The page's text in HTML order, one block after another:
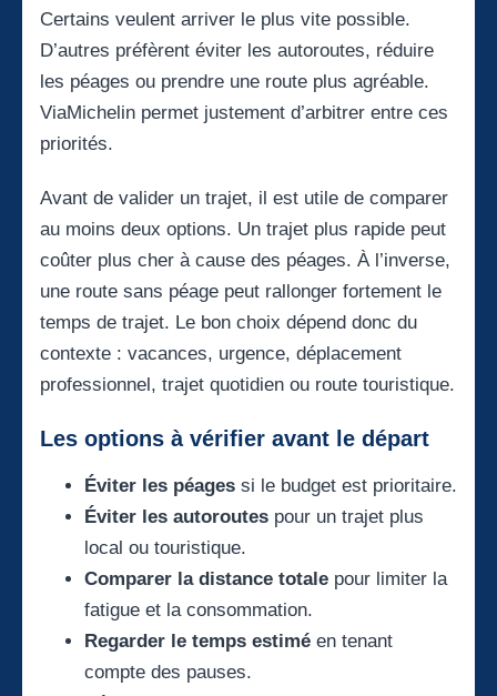
Certains veulent arriver le plus vite possible.
D’autres préfèrent éviter les autoroutes, réduire
les péages ou prendre une route plus agréable.
ViaMichelin permet justement d’arbitrer entre ces
priorités.
Avant de valider un trajet, il est utile de comparer
au moins deux options. Un trajet plus rapide peut
coûter plus cher à cause des péages. À l’inverse,
une route sans péage peut rallonger fortement le
temps de trajet. Le bon choix dépend donc du
contexte : vacances, urgence, déplacement
professionnel, trajet quotidien ou route touristique.
Les options à vérifier avant le départ
Éviter les péages si le budget est prioritaire.
Éviter les autoroutes pour un trajet plus
local ou touristique.
Comparer la distance totale pour limiter la
fatigue et la consommation.
Regarder le temps estimé en tenant
compte des pauses.